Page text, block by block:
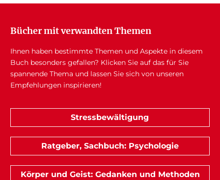
Bücher mit verwandten Themen
Ihnen haben bestimmte Themen und Aspekte in diesem
Buch besonders gefallen? Klicken Sie auf das für Sie
spannende Thema und lassen Sie sich von unseren
Empfehlungen inspirieren!
Stressbewältigung
Ratgeber, Sachbuch: Psychologie
Körper und Geist: Gedanken und Methoden